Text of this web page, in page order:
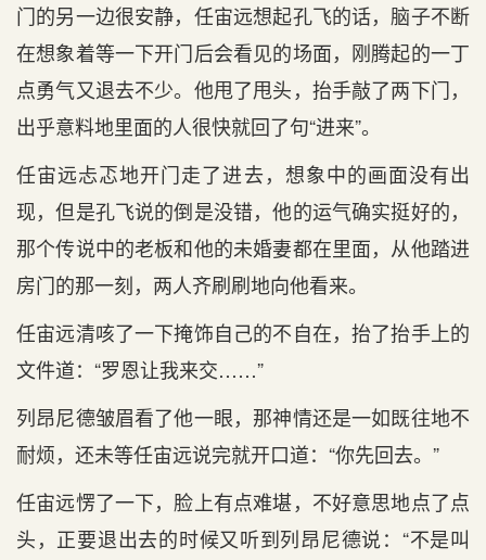
门的另一边很安静，任宙远想起孔飞的话，脑子不断
在想象着等一下开门后会看见的场面，刚腾起的一丁
点勇气又退去不少。他甩了甩头，抬手敲了两下门，
出乎意料地里面的人很快就回了句“进来”。
任宙远忐忑地开门走了进去，想象中的画面没有出
现，但是孔飞说的倒是没错，他的运气确实挺好的，
那个传说中的老板和他的未婚妻都在里面，从他踏进
房门的那一刻，两人齐刷刷地向他看来。
任宙远清咳了一下掩饰自己的不自在，抬了抬手上的
文件道：“罗恩让我来交……”
列昂尼德皱眉看了他一眼，那神情还是一如既往地不
耐烦，还未等任宙远说完就开口道：“你先回去。”
任宙远愣了一下，脸上有点难堪，不好意思地点了点
头，正要退出去的时候又听到列昂尼德说：“不是叫